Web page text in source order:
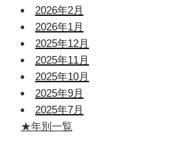
2026年2月
2026年1月
2025年12月
2025年11月
2025年10月
2025年9月
2025年7月
★年別一覧